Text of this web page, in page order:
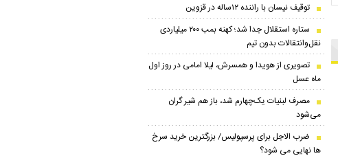
توقیف نیسان با راننده ۱۲ساله در قزوین
ستاره استقلال جدا شد؛ کهنه بمب ۲۰۰ میلیاردی
نقل‌وانتقالات بدون تیم
تصویری از هویدا و همسرش، لیلا امامی در روز اول
ماه عسل
مصرف لبنیات یک‌چهارم شد، باز هم شیر گران
می‌شود
ضرب الاجل برای پرسپولیس/ بزرگترین خرید سرخ
ها نهایی می شود؟